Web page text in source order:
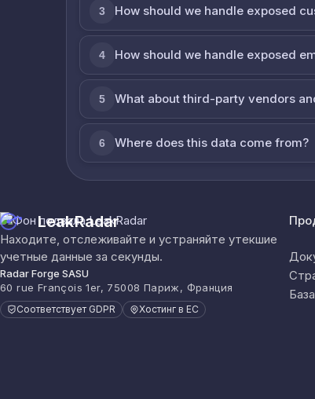
3 How should we handle exposed
4 How should we handle exposed
5 What about third-party vendors
6 Where does this data come from?
LeakRadar
Находите, отслеживайте и устраняйте утекшие
учетные данные за секунды.
Radar Forge SASU
60 rue François 1er, 75008 Париж, Франция
Соответствует GDPR Хостинг в ЕС